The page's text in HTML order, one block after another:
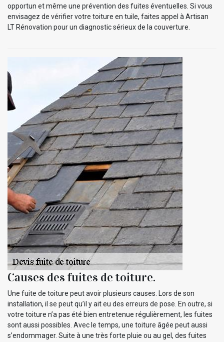
opportun et même une prévention des fuites éventuelles. Si vous
envisagez de vérifier votre toiture en tuile, faites appel à Artisan
LT Rénovation pour un diagnostic sérieux de la couverture.
Causes des fuites de toiture.
Une fuite de toiture peut avoir plusieurs causes. Lors de son
installation, il se peut qu’il y ait eu des erreurs de pose. En outre, si
votre toiture n’a pas été bien entretenue régulièrement, les fuites
sont aussi possibles. Avec le temps, une toiture âgée peut aussi
s’endommager. Suite à une très forte pluie ou au gel, des fuites